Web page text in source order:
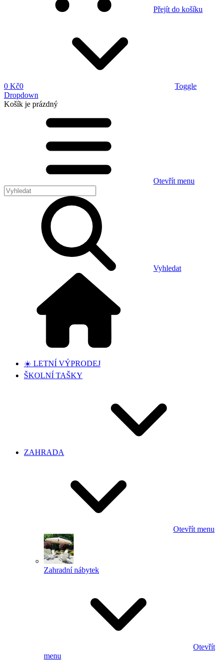
Přejít do košíku
0 Kč0
Toggle
Dropdown
Košík je prázdný
Otevřít menu
Vyhledat
☀️ LETNÍ VÝPRODEJ
ŠKOLNÍ TAŠKY
ZAHRADA
Otevřít menu
Zahradní nábytek
Otevřít
menu